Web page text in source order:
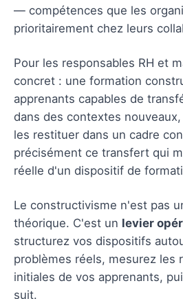
— compétences que les
prioritairement chez leurs
Pour les responsables RH et
concret : une formation
apprenants capables de
dans des contextes
les restituer dans un cadre
précisément ce transfert qui
réelle d'un dispositif de
Le constructivisme n'est pas
théorique. C'est un levier
structurez vos dispositifs
problèmes réels, mesurez les
initiales de vos apprenants,
suit.